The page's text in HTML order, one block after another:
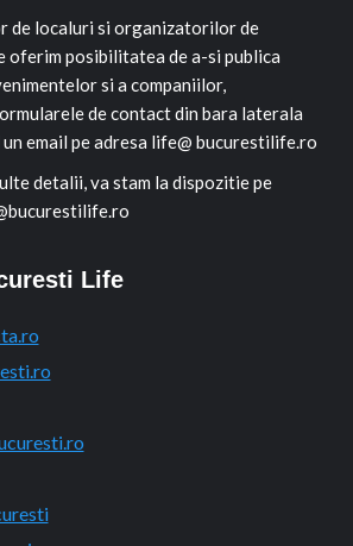
de localuri si organizatorilor de
oferim posibilitatea de a-si publica
si a companiilor,
de contact din bara laterala
email pe adresa life@ bucurestilife.ro
detalii, va stam la dispozitie pe
Life